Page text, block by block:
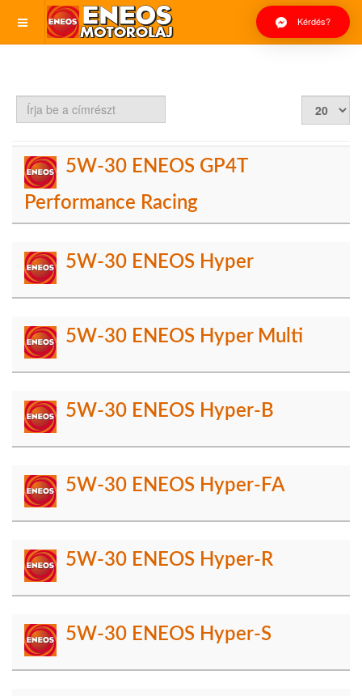
Kérdés?
Írja
a
5W-30 ENEOS GP4T
Performance Racing
5W-30 ENEOS Hyper
5W-30 ENEOS Hyper Multi
5W-30 ENEOS Hyper-B
5W-30 ENEOS Hyper-FA
5W-30 ENEOS Hyper-R
5W-30 ENEOS Hyper-S